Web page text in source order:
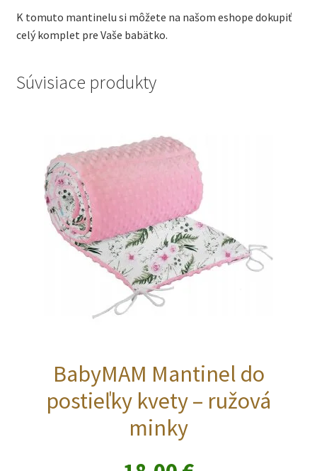
K tomuto mantinelu si môžete na našom eshope dokupiť
celý komplet pre Vaše babätko.
Súvisiace produkty
BabyMAM Mantinel do
postieľky kvety – ružová
minky